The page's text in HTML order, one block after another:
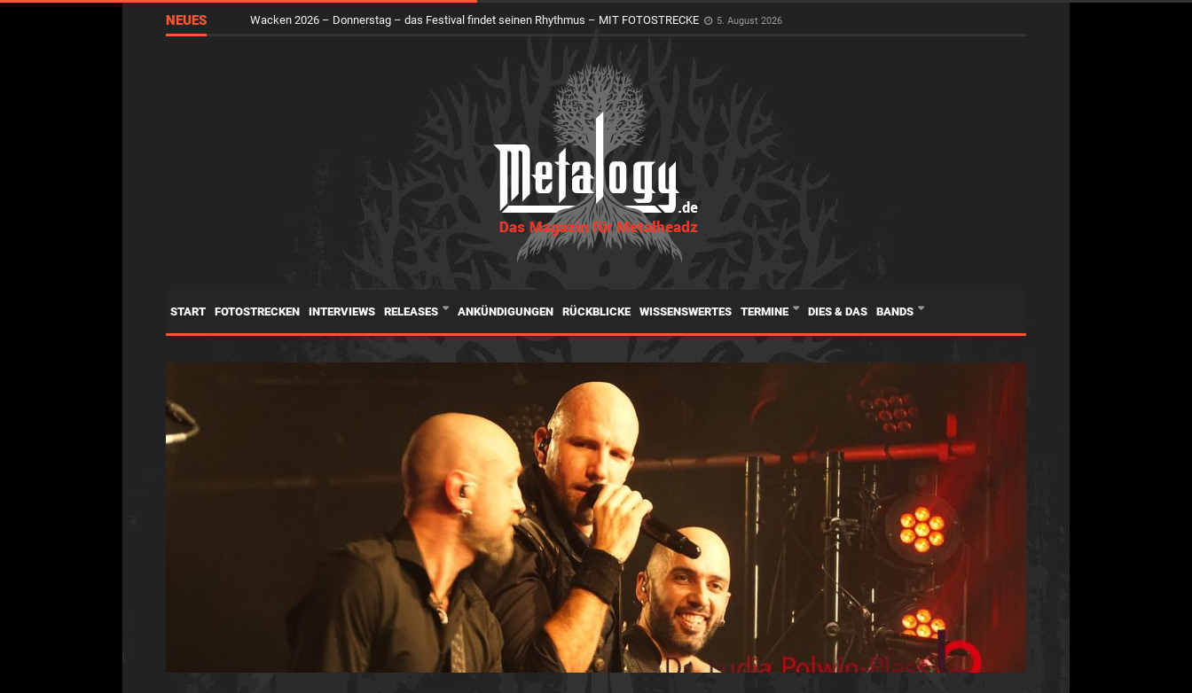
NEUES Wacken 2026 – Donnerstag – das Festival findet seinen Rhythmus – MIT FOTOSTRECKE 5. August 2026
START FOTOSTRECKEN INTERVIEWS RELEASES ANKÜNDIGUNGEN RÜCKBLICKE WISSENSWERTES TERMINE DIES & DAS BANDS